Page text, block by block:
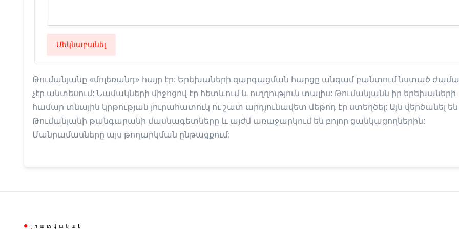
Մեկնաբանել
Թումանյանը «մոլեռանդ» հայր էր: Երեխաների զարգացման հարցը անգամ բանտում նստած
չէր անտեսում: Նամակների միջոցով էր հետևում և ուղղություն տալիս: Թումանյանն իր երեխաների
համար տնային կրթության յուրահատուկ ու շատ արդյունավետ մեթոդ էր ստեղծել: Այն վերծանել են
Թումանյանի թանգարանի մասնագետները և այժմ առաջարկում են բոլոր ցանկացողներին:
Մանրամասները այս թողարկման ընթացքում: